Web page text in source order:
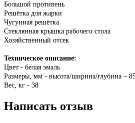
Большой противень
Решётка для жарки
Чугунная решётка
Стеклянная крышка рабочего стола
Хозяйственный отсек
Техническое описание:
Цвет - белая эмаль
Размеры, мм - высота/ширина/глубина –
Вес, кг - 38
Написать отзыв